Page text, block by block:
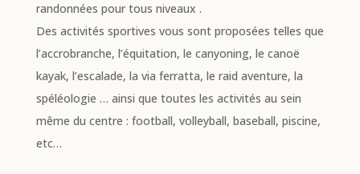
randonnées pour tous niveaux .
Des activités sportives vous sont proposées telles que
l’accrobranche, l’équitation, le canyoning, le canoë
kayak, l’escalade, la via ferratta, le raid aventure, la
spéléologie … ainsi que toutes les activités au sein
même du centre : football, volleyball, baseball, piscine,
etc…